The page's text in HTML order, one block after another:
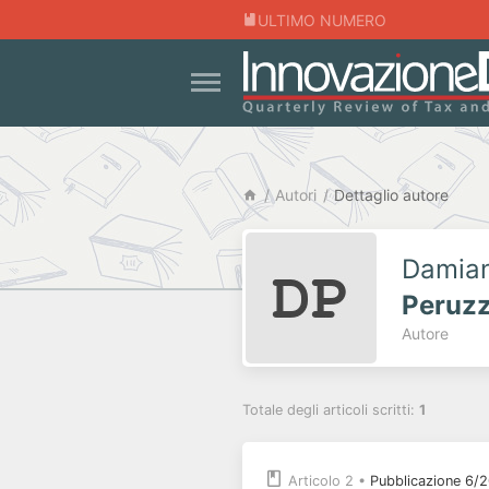
ULTIMO NUMERO
Autori Dettaglio autore
Autore
Totale degli articoli scritti: 1
Articolo 2 • Pubblicazione 6/